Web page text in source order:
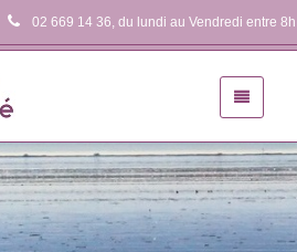
02 669 14 36, du lundi au Vendredi entre